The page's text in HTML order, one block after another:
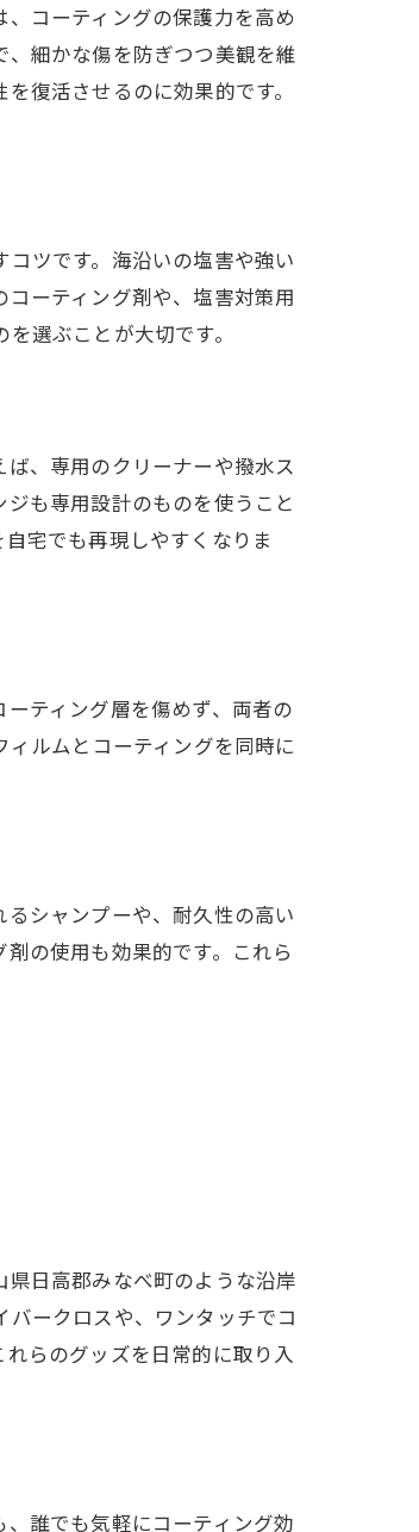
コーティングの保護力を高め
細かな傷を防ぎつつ美観を維
復活させるのに効果的です。
ツです。海沿いの塩害や強い
ーティング剤や、塩害対策用
選ぶことが大切です。
、専用のクリーナーや撥水ス
も専用設計のものを使うこと
宅でも再現しやすくなりま
ティング層を傷めず、両者の
ルムとコーティングを同時に
シャンプーや、耐久性の高い
の使用も効果的です。これら
日高郡みなべ町のような沿岸
ークロスや、ワンタッチでコ
らのグッズを日常的に取り入
誰でも気軽にコーティング効